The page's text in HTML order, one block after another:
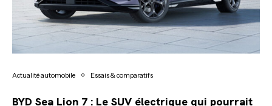
Actualité automobile Essais & comparatifs
BYD Sea Lion 7 : Le SUV électrique qui pourrait